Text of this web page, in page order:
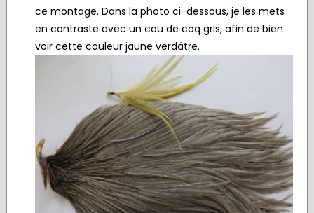
ce montage. Dans la photo ci-dessous, je les mets
en contraste avec un cou de coq gris, afin de bien
voir cette couleur jaune verdâtre.